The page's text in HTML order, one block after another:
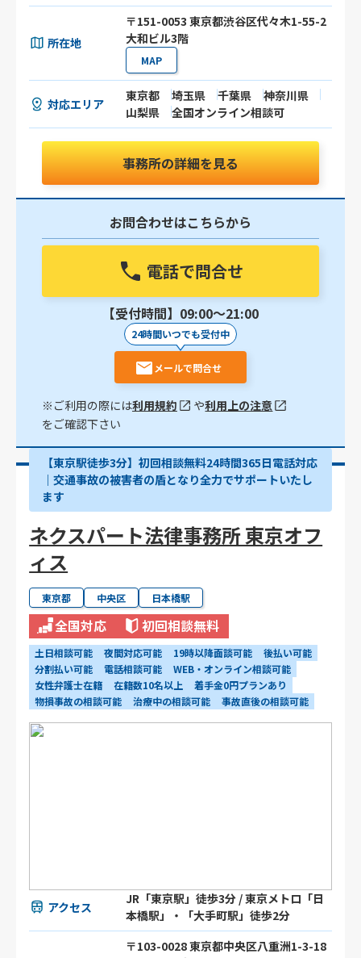
所在地
〒151-0053 東京都渋谷区代々木1-55-2
大和ビル3階
MAP
対応エリア
東京都 埼玉県 千葉県
神奈川県
山梨県
全国オンライン相談可
事務所の詳細を見る
お問合わせはこちらから
電話で問合せ
【受付時間】09:00〜21:00
24時間いつでも受付中
メールで問合せ
※ご利用の際には利用規約 や利用上の注意
をご確認下さい
【東京駅徒歩3分】初回相談無料24時間365日電話対応
｜交通事故の被害者の盾となり全力でサポートいたし
ます
ネクスパート法律事務所 東京オフ
ィス
東京都 中央区 日本橋駅
全国対応 初回相談無料
土日相談可能 夜間対応可能 19時以降面談可能
後払い可能
分割払い可能
電話相談可能
WEB・オンライン相談可能
女性弁護士在籍
在籍数10名以上
着手金0円プランあり
物損事故の相談可能
治療中の相談可能 事故直後の相談可能
アクセス
JR「東京駅」徒歩3分 / 東京メトロ「日
本橋駅」・「大手町駅」徒歩2分
〒103-0028 東京都中央区八重洲1-3-18